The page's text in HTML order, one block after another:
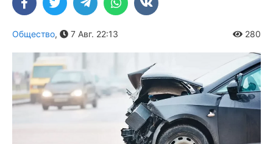
Общество, 7 Авг. 22:13 280